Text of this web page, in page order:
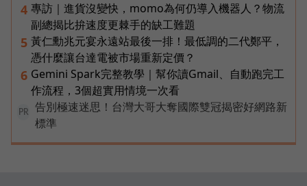
4 專訪｜進貨沒變快，momo為何仍導入機器人？物流
副總揭比拚速度更棘手的缺工難題
5 黃仁勳兆元宴永遠站最後一排！最低調的二代鄭平，
憑什麼讓台達電被市場重新定價？
6 Gemini Spark完整教學｜幫你讀Gmail、自動跑完工
作流程，3個超實用情境一次看
PR
告別極速迷思！台灣大哥大奪國際雙冠揭密好網路新
標準